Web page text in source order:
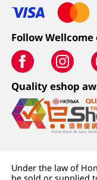
Follow Wellcome
Quality eshop
Under the law of